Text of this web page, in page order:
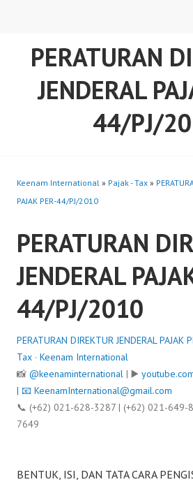
PERATURAN
JENDERAL
44/PJ/
Keenam International » Pajak - Tax »
PAJAK PER-44/PJ/2010
PERATURAN
JENDERAL
44/PJ/2010
PERATURAN DIREKTUR JENDERAL PAJAK
Tax · Keenam International
📸 @keenaminternational | ▶️
| 📧 KeenamInternational@gmail.com
📞 (+62) 021-628-3287 | (+62) 021-649-
7649
BENTUK, ISI, DAN TATA CARA